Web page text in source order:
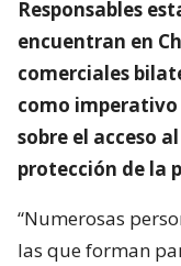
Responsables
encuentran en
comerciales
como imperativo
sobre el acceso
protección de la
“Numerosas
las que forman